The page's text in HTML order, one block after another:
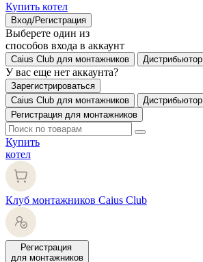
Купить котел
Вход/Регистрация
Выберете один из
способов входа в аккаунт
Caius Club для монтажников Дистрибьютор
У вас еще нет аккаунта?
Зарегистрироваться
Caius Club для монтажников
Дистрибьютор
Регистрация для монтажников
Купить
котел
Клуб монтажников Caius Club
Регистрация
для монтажников